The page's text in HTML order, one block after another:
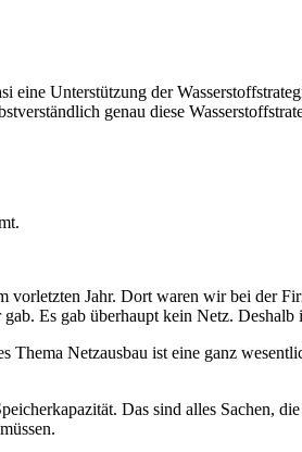
Unterstützung der
genau diese
vorletzten Jahr. Dort waren wir bei der
Es gab überhaupt kein Netz.
Netzausbau ist eine ganz
Das sind alles Sachen,